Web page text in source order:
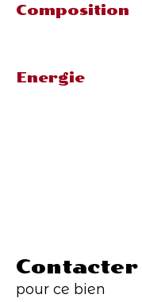
Composition
Energie
Contacter
pour ce bien